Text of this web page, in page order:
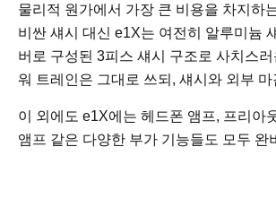
물리적 원가에서 가장 큰 비용을 차지하
비싼 섀시 대신 e1X는 여전히 알루미늄
버로 구성된 3피스 섀시 구조로 사치스
워 트레인은 그대로 쓰되, 섀시와 외부
이 외에도 e1X에는 헤드폰 앰프, 프리아
앰프 같은 다양한 부가 기능들도 모두 완